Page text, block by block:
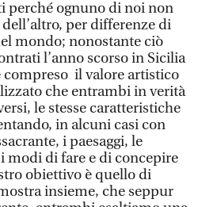
perché ognuno di noi non
per differenze di
mondo; nonostante ciò
l’anno scorso in Sicilia
compreso il valore artistico
che entrambi in verità
le stesse caratteristiche
in alcuni casi con
i paesaggi, le
modi di fare e di concepire
obiettivo è quello di
insieme, che seppur